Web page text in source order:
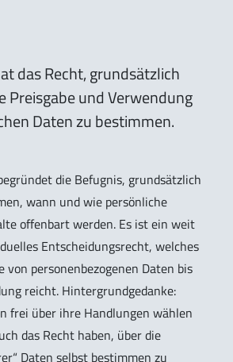
das Recht, grundsätzlich
Preisgabe und Verwendung
Daten zu bestimmen.
die Befugnis, grundsätzlich
wann und wie persönliche
offenbart werden. Es ist ein weit
Entscheidungsrecht, welches
von personenbezogenen Daten bis
reicht. Hintergrundgedanke:
frei über ihre Handlungen wählen
das Recht haben, über die
Daten selbst bestimmen zu